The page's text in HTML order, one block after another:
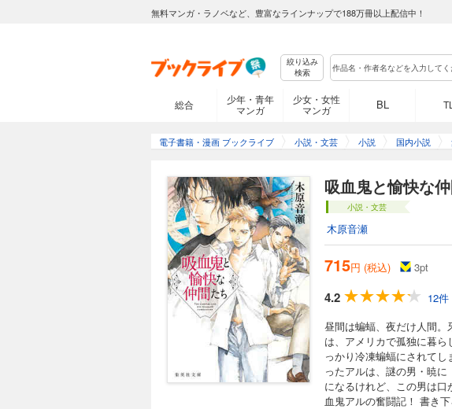
無料マンガ・ラノベなど、豊富なラインナップで188万冊以上配信中！
絞り込み
検索
総合
少年・青年
マンガ
少女・女性
マンガ
BL TL
電子書籍・漫画 ブックライブ 小説・文芸 小説 国内小説
吸血鬼と愉快な
小説・文芸
木原音瀬
715円 (税込) 3pt
4.2
12件
昼間は蝙蝠、夜だけ人間
は、アメリカで孤独に暮
っかり冷凍蝙蝠にされて
ったアルは、謎の男・暁
になるけれど、この男は
血鬼アルの奮闘記！ 書き